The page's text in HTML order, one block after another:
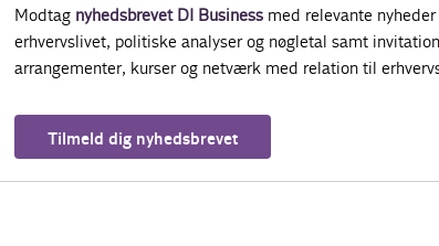
Modtag nyhedsbrevet DI Businessmed relevante nyheder
erhvervslivet, politiske analyser og nøgletal samt
arrangementer, kurser og netværk med relation til
Tilmeld dig nyhedsbrevet